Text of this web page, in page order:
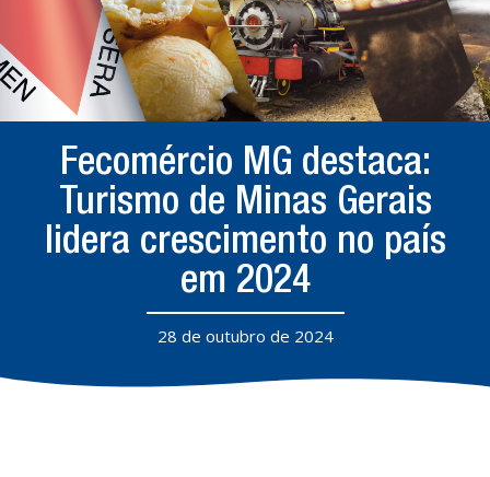
Fecomércio MG destaca:
Turismo de Minas Gerais
lidera crescimento no país
em 2024
28 de outubro de 2024